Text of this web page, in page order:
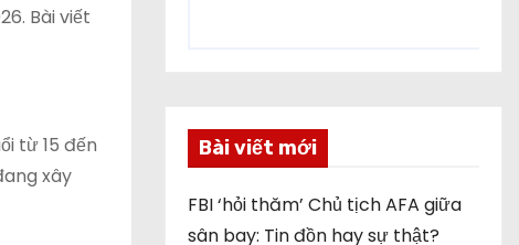
Bài viết
từ 15 đến
xây
Bài viết mới
FBI ‘hỏi thăm’ Chủ tịch AFA giữa
sân bay: Tin đồn hay sự thật?